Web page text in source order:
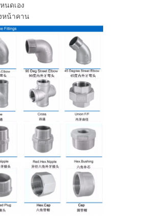
นดเอง
หน้าคาน